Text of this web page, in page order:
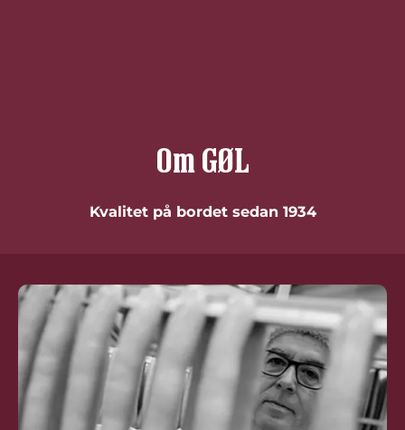
Om GØL
Kvalitet på bordet sedan 1934